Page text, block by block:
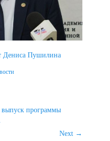
Дениса Пушилина
программы
Next →